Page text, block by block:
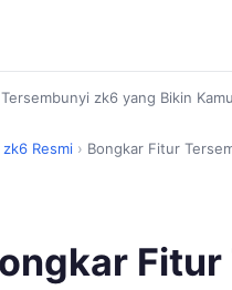
zk6 yang Bikin
zk6 Resmi › Bongkar Fitur